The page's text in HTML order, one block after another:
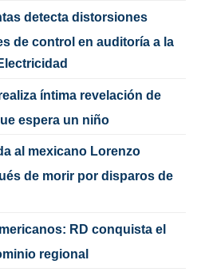
detecta distorsiones
de control en auditoría a la
íntima revelación de
espera un niño
al mexicano Lorenzo
de morir por disparos de
RD conquista el
regional